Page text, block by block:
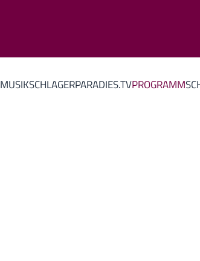
MUSIKSCHLAGERPARADIES.TVPROGRAMM